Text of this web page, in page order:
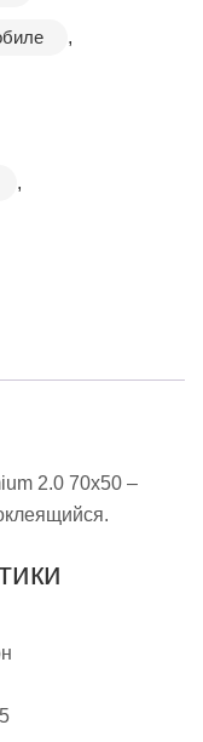
,
,
2.0 70х50 –